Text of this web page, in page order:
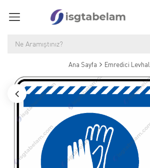
Ana Sayfa Emredici